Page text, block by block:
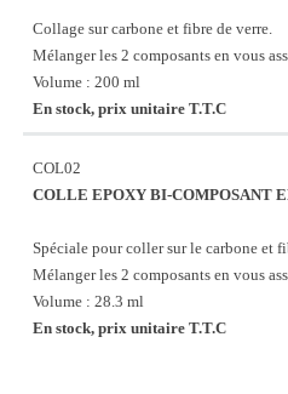
Collage sur carbone et fibre de verre.
Mélanger les 2 composants en vous
Volume : 200 ml
En stock, prix unitaire T.T.C
COL02
COLLE EPOXY BI-COMPOSANT
Spéciale pour coller sur le carbone et
Mélanger les 2 composants en vous
Volume : 28.3 ml
En stock, prix unitaire T.T.C